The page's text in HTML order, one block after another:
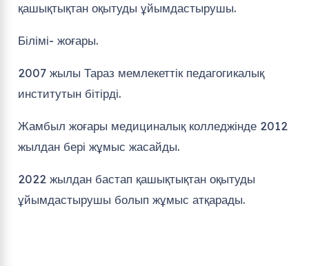
қашықтықтан оқытуды ұйымдастырушы.
Білімі- жоғары.
2007 жылы Тараз мемлекеттік педагогикалық
институтын бітірді.
Жамбыл жоғары медициналық колледжінде 2012
жылдан бері жұмыс жасайды.
2022 жылдан бастап қашықтықтан оқытуды
ұйымдастырушы болып жұмыс атқарады.